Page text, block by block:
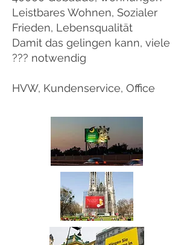
Leistbares Wohnen, Sozialer
Frieden, Lebensqualität
Damit das gelingen kann, viele
??? notwendig
HVW, Kundenservice, Office